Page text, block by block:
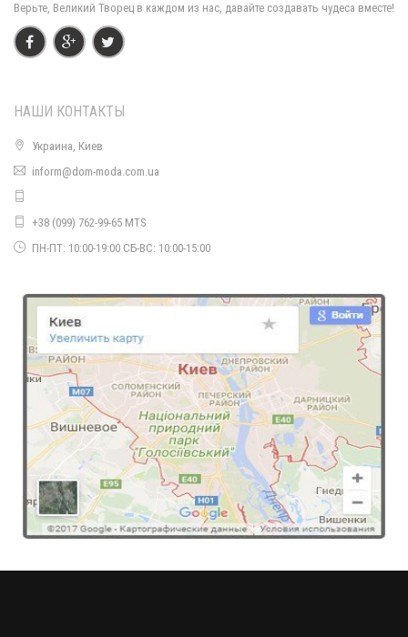
Женское новогоднее платье снегурочки
Верьте, Великий Творец в каждом из нас, давайте создавать чудеса вместе!
НАШИ КОНТАКТЫ
Украина, Киев
inform@dom-moda.com.ua
+38 (099) 762-99-65 MTS
ПН-ПТ: 10:00-19:00 СБ-ВС: 10:00-15:00